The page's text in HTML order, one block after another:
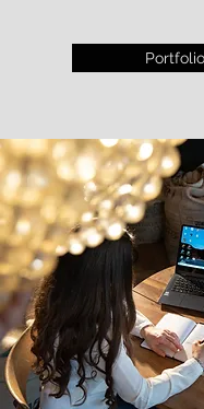
Portfolio